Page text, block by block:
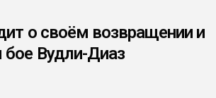
о своём возвращении и
Вудли-Диаз